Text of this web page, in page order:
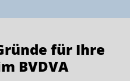
für Ihre
BVDVA